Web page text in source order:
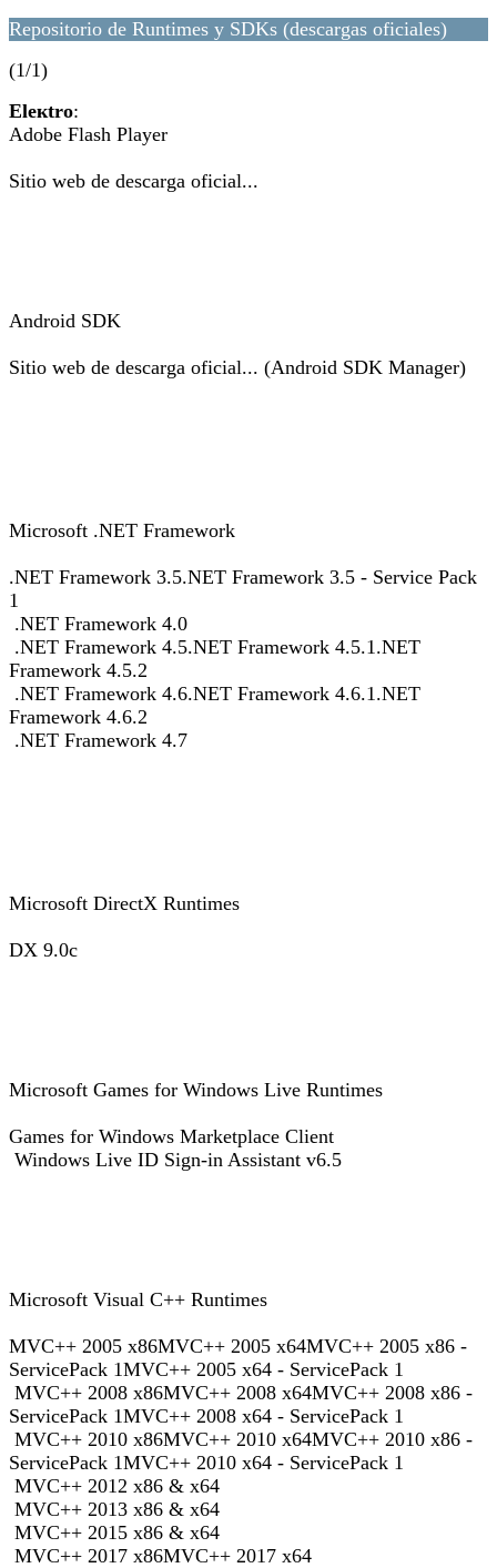
Repositorio de Runtimes y SDKs (descargas oficiales)
(1/1)
Eleкtro:
Adobe Flash Player
Sitio web de descarga oficial...
Android SDK
Sitio web de descarga oficial... (Android SDK Manager)
Microsoft .NET Framework
.NET Framework 3.5.NET Framework 3.5 - Service Pack
1
.NET Framework 4.0
.NET Framework 4.5.NET Framework 4.5.1.NET
Framework 4.5.2
.NET Framework 4.6.NET Framework 4.6.1.NET
Framework 4.6.2
.NET Framework 4.7
Microsoft DirectX Runtimes
DX 9.0c
Microsoft Games for Windows Live Runtimes
Games for Windows Marketplace Client
Windows Live ID Sign-in Assistant v6.5
Microsoft Visual C++ Runtimes
MVC++ 2005 x86MVC++ 2005 x64MVC++ 2005 x86 -
ServicePack 1MVC++ 2005 x64 - ServicePack 1
MVC++ 2008 x86MVC++ 2008 x64MVC++ 2008 x86 -
ServicePack 1MVC++ 2008 x64 - ServicePack 1
MVC++ 2010 x86MVC++ 2010 x64MVC++ 2010 x86 -
ServicePack 1MVC++ 2010 x64 - ServicePack 1
MVC++ 2012 x86 & x64
MVC++ 2013 x86 & x64
MVC++ 2015 x86 & x64
MVC++ 2017 x86MVC++ 2017 x64